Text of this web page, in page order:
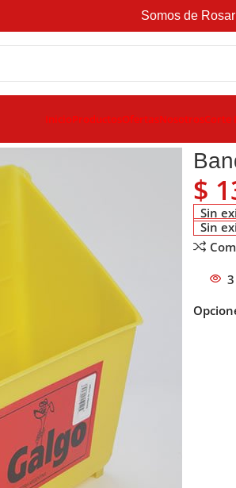
Somos de
InicioProductosOfertasNosotrosCorte
$
Sin
Sin
3